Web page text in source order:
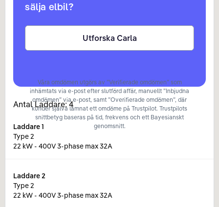
sälja elbil?
Utforska Carla
Våra omdömen utgörs av ”Verifierade omdömen” som
inhämtats via e-post efter slutförd affär, manuellt ”Inbjudna
omdömen” via e-post, samt ”Overifierade omdömen”, där
kunder själva lämnat ett omdöme på Trustpilot. Trustpilots
snittbetyg baseras på tid, frekvens och ett Bayesianskt
genomsnitt.
Antal Laddare:4
Laddare1
Type 2
22 kW - 400V 3-phase max 32A
Laddare2
Type 2
22 kW - 400V 3-phase max 32A